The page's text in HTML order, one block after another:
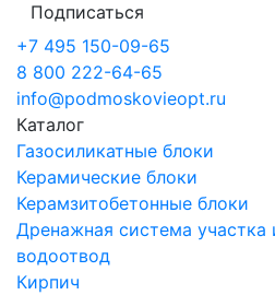
Подписаться
+7 495 150-09-65
8 800 222-64-65
info@podmoskovieopt.ru
Каталог
Газосиликатные блоки
Керамические блоки
Керамзитобетонные блоки
Дренажная система участка
водоотвод
Кирпич